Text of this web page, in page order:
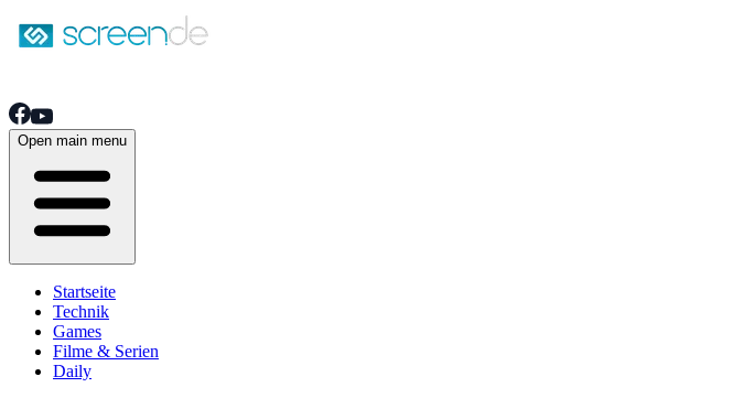
Open main menu
Startseite
Technik
Games
Filme & Serien
Daily